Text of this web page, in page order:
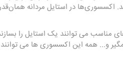
اکسسوری‌ها در استایل مردانه
می ‌توانند یک استایل را
و... همه این اکسسوری ها می توانند